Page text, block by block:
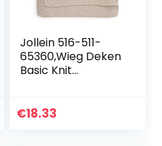
Jollein 516-511-
65360,Wieg Deken
Basic Knit
€18.33